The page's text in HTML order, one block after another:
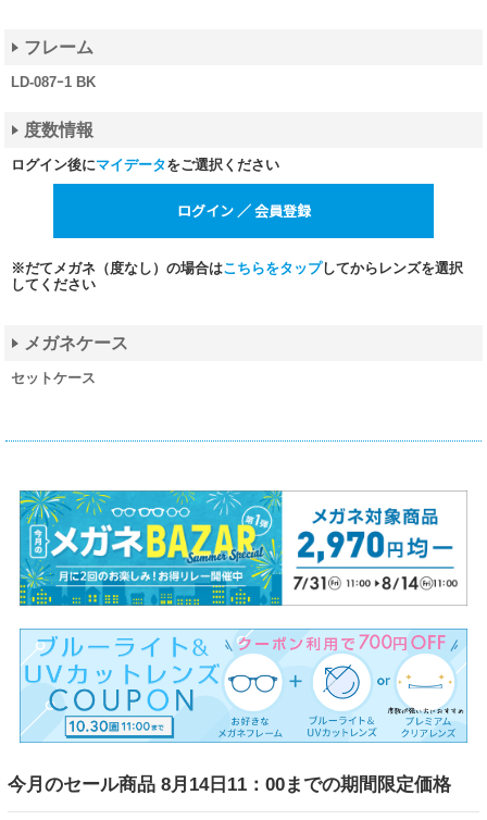
フレーム
LD-087ｰ1 BK
度数情報
ログイン後にマイデータをご選択ください
※だてメガネ（度なし）の場合はこちらをタップしてからレンズを選択
してください
メガネケース
セットケース
今月のセール商品 8月14日11：00までの期間限定価格